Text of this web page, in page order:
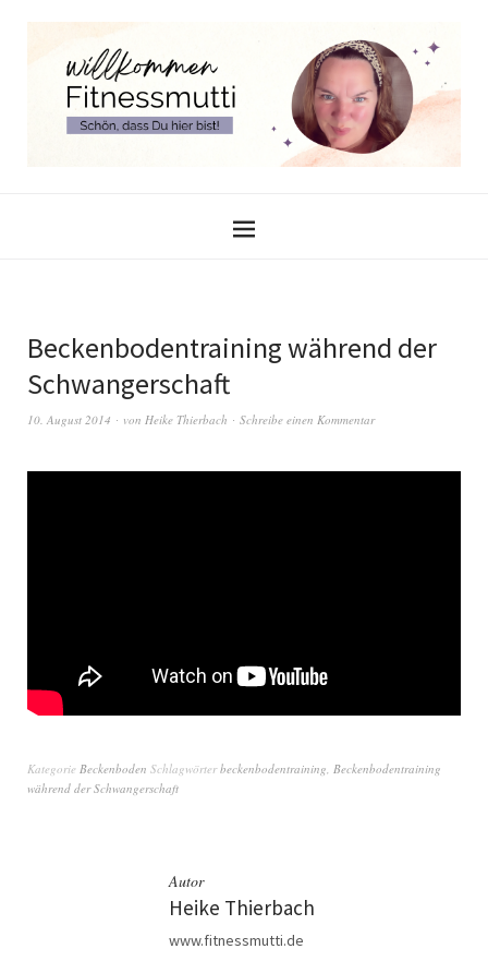
Beckenbodentraining während der
Schwangerschaft
10. August 2014 von Heike Thierbach Schreibe einen Kommentar
Kategorie Beckenboden Schlagwörterbeckenbodentraining Beckenbodentraining
während der Schwangerschaft
Autor
Heike Thierbach
www.fitnessmutti.de